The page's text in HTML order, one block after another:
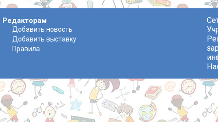
Редакторам
Добавить новость
Добавить выставку
Правила